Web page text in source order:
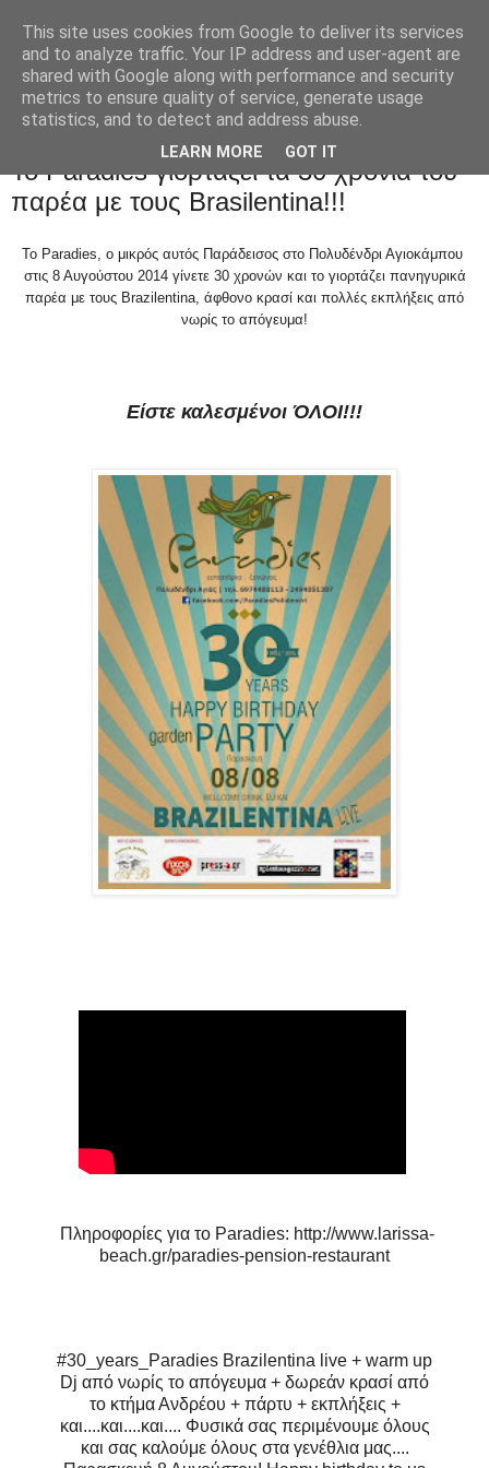
To Paradies γιορτάζει τα 30 χρόνια του
παρέα με τους Brasilentina!!!
Το Paradies, ο μικρός αυτός Παράδεισος στο Πολυδένδρι Αγιοκάμπου
στις 8 Αυγούστου 2014 γίνετε 30 χρονών και το γιορτάζει πανηγυρικά
παρέα με τους Brazilentina, άφθονο κρασί και πολλές εκπλήξεις από
νωρίς το απόγευμα!
Είστε καλεσμένοι ΌΛΟΙ!!!
Πληροφορίες για το Paradies: http://www.larissa-
beach.gr/paradies-pension-restaurant
#30_years_Paradies Brazilentina live + warm up
Dj από νωρίς το απόγευμα + δωρεάν κρασί από
το κτήμα Ανδρέου + πάρτυ + εκπλήξεις +
και....και....και.... Φυσικά σας περιμένουμε όλους
και σας καλούμε όλους στα γενέθλια μας....
This site uses cookies from Google to deliver its services
and to analyze traffic. Your IP address and user-agent are
shared with Google along with performance and security
metrics to ensure quality of service, generate usage
statistics, and to detect and address abuse.
LEARN MORE GOT IT